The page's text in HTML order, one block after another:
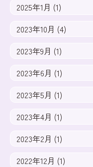
2025年1月 (1)
2023年10月 (4)
2023年9月 (1)
2023年6月 (1)
2023年5月 (1)
2023年4月 (1)
2023年2月 (1)
2022年12月 (1)